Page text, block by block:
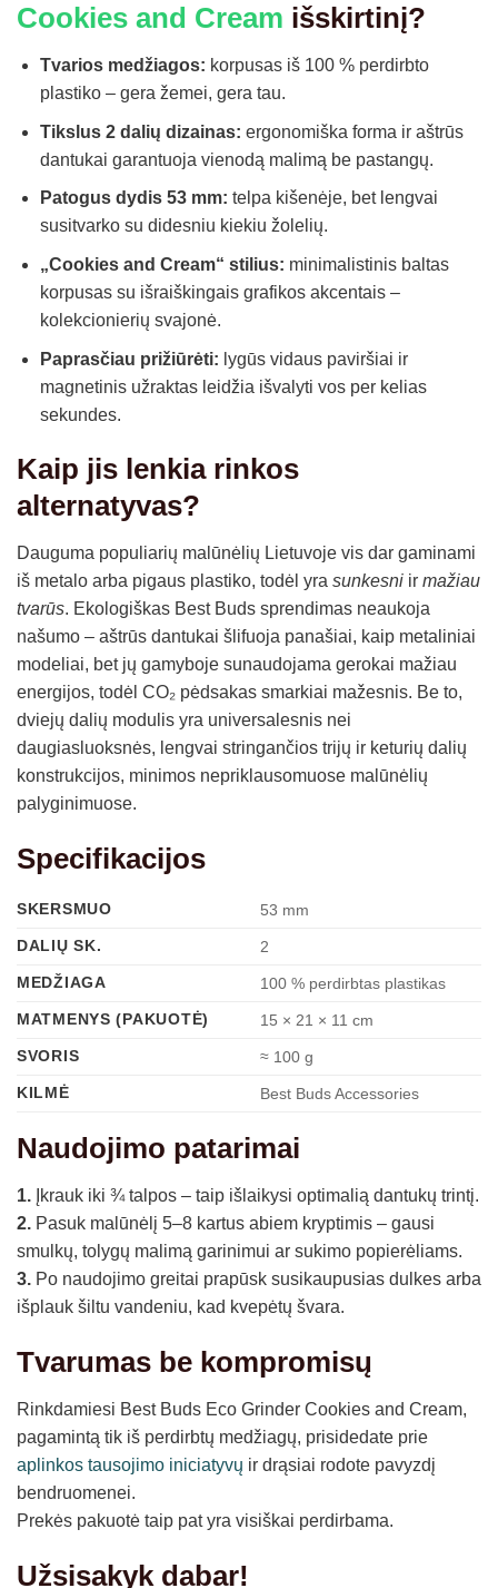
Cookies and Cream išskirtinį?
Tvarios medžiagos: korpusas iš 100 % perdirbto
plastiko – gera žemei, gera tau.
Tikslus 2 dalių dizainas: ergonomiška forma ir aštrūs
dantukai garantuoja vienodą malimą be pastangų.
Patogus dydis 53 mm: telpa kišenėje, bet lengvai
susitvarko su didesniu kiekiu žolelių.
„Cookies and Cream“ stilius: minimalistinis baltas
korpusas su išraiškingais grafikos akcentais –
kolekcionierių svajonė.
Paprasčiau prižiūrėti: lygūs vidaus paviršiai ir
magnetinis užraktas leidžia išvalyti vos per kelias
sekundes.
Kaip jis lenkia rinkos
alternatyvas?
Dauguma populiarių malūnėlių Lietuvoje vis dar gaminami
iš metalo arba pigaus plastiko, todėl yra sunkesni ir mažiau
tvarūs. Ekologiškas Best Buds sprendimas neaukoja
našumo – aštrūs dantukai šlifuoja panašiai, kaip metaliniai
modeliai, bet jų gamyboje sunaudojama gerokai mažiau
energijos, todėl CO₂ pėdsakas smarkiai mažesnis. Be to,
dviejų dalių modulis yra universalesnis nei
daugiasluoksnės, lengvai stringančios trijų ir keturių dalių
konstrukcijos, minimos nepriklausomuose malūnėlių
palyginimuose.
Specifikacijos
SKERSMUO
53 mm
DALIŲ SK.
2
MEDŽIAGA
100 % perdirbtas plastikas
MATMENYS (PAKUOTĖ)
15 × 21 × 11 cm
SVORIS
≈ 100 g
KILMĖ
Best Buds Accessories
Naudojimo patarimai
1. Įkrauk iki ¾ talpos – taip išlaikysi optimalią dantukų trintį.
2. Pasuk malūnėlį 5–8 kartus abiem kryptimis – gausi
smulkų, tolygų malimą garinimui ar sukimo popierėliams.
3. Po naudojimo greitai prapūsk susikaupusias dulkes arba
išplauk šiltu vandeniu, kad kvepėtų švara.
Tvarumas be kompromisų
Rinkdamiesi Best Buds Eco Grinder Cookies and Cream,
pagamintą tik iš perdirbtų medžiagų, prisidedate prie
aplinkos tausojimo iniciatyvų ir drąsiai rodote pavyzdį
bendruomenei.
Prekės pakuotė taip pat yra visiškai perdirbama.
Užsisakyk dabar!